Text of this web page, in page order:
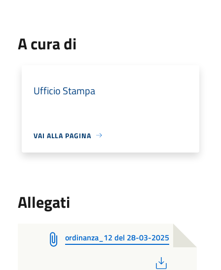
A cura di
Ufficio Stampa
VAI ALLA PAGINA
Allegati
ordinanza_12 del 28-03-2025